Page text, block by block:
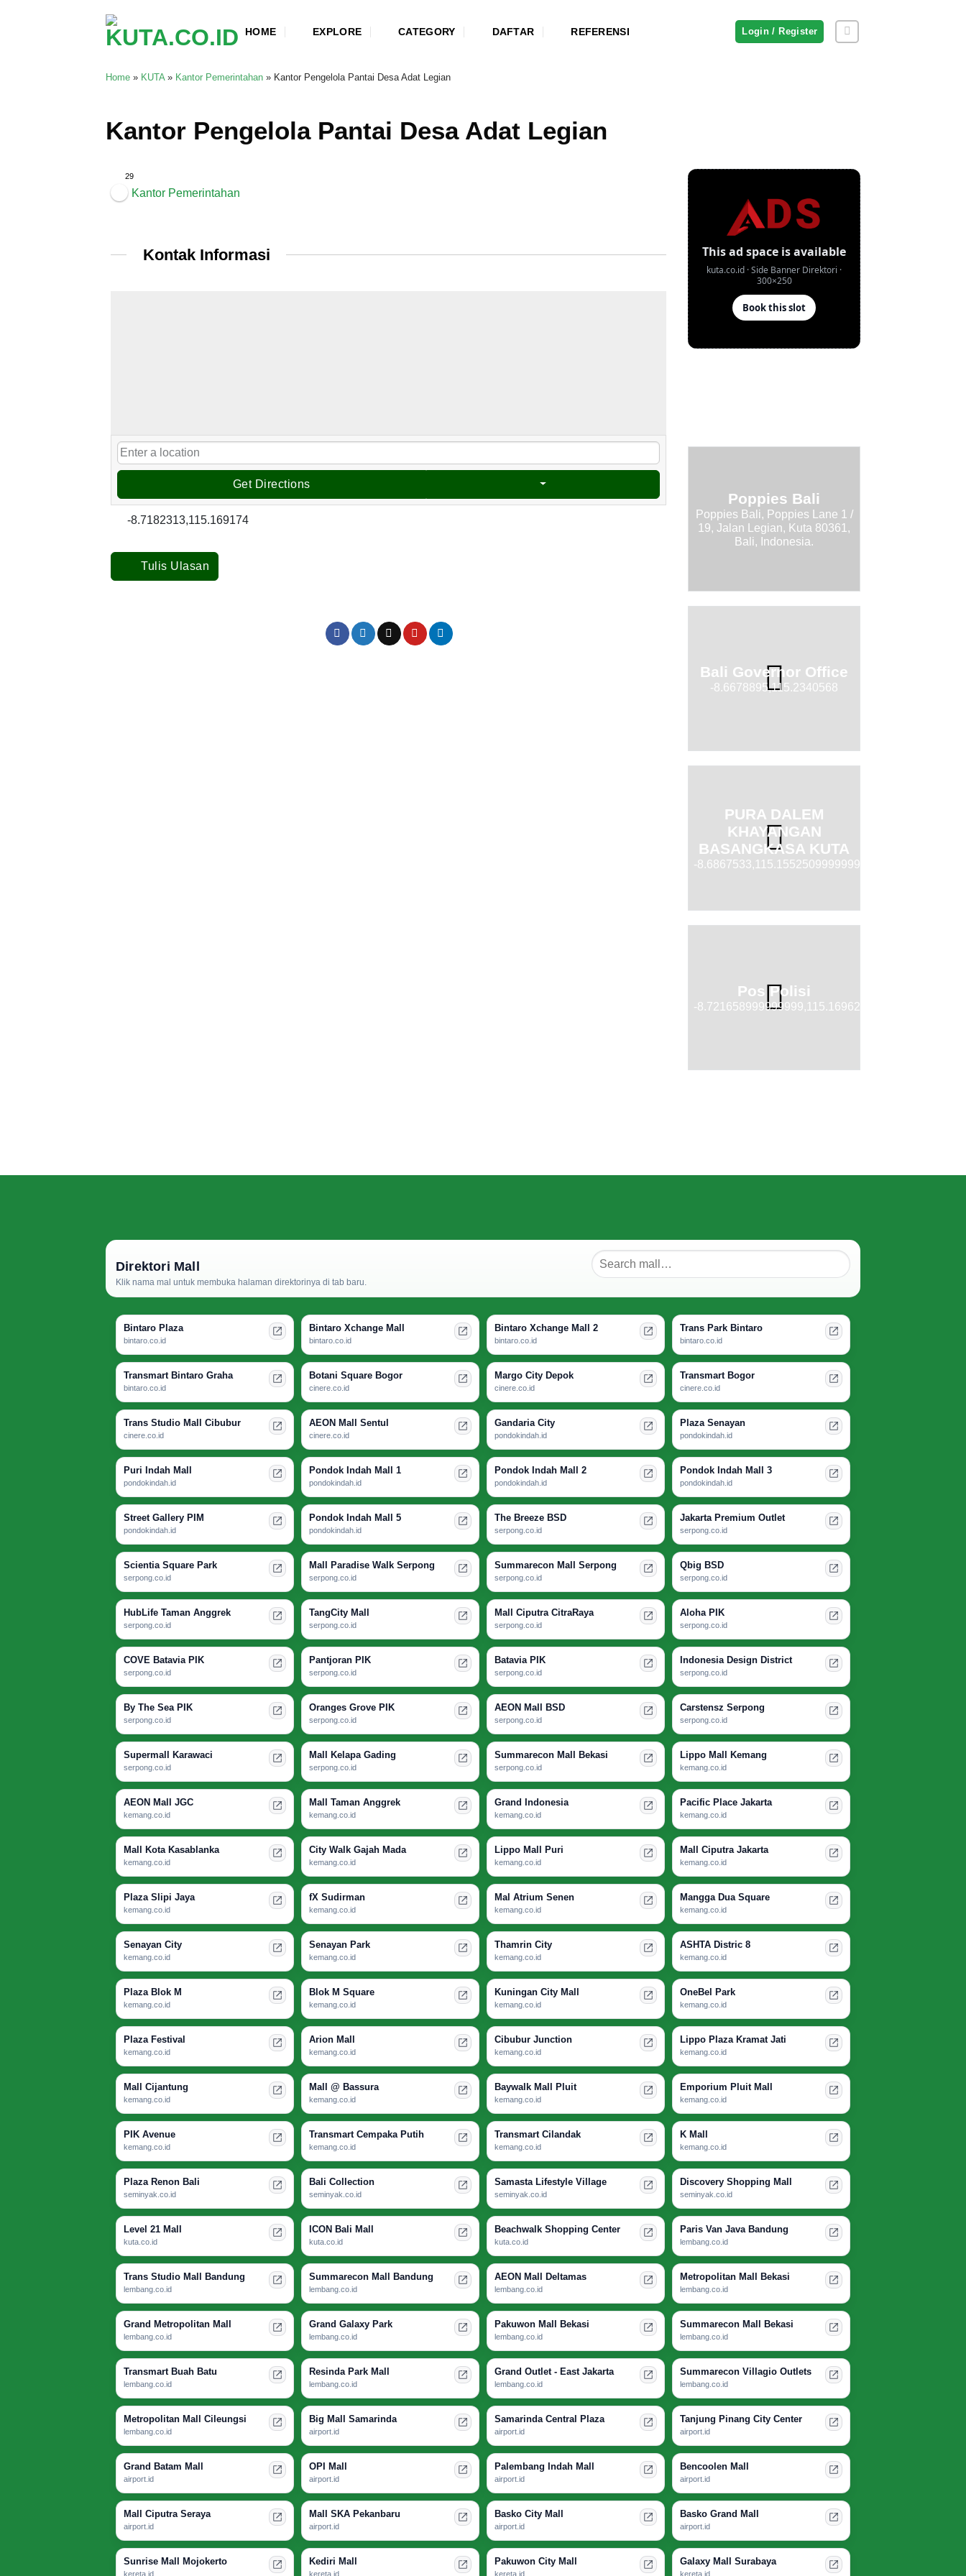
HOME EXPLORE CATEGORY DAFTAR REFERENSI Login / Register
Home » KUTA» Kantor Pemerintahan » Kantor Pengelola Pantai Desa Adat Legian
Kantor Pengelola Pantai Desa Adat Legian
29
Kantor Pemerintahan
Kontak Informasi
Get Directions
-8.7182313,115.169174
Tulis Ulasan
Poppies Bali
Poppies Bali, Poppies Lane 1 /
19, Jalan Legian, Kuta 80361,
Bali, Indonesia.
Bali Governor Office
-8.6678895,115.2340568
PURA DALEM
KHAYANGAN
BASANGKASA KUTA
-8.6867533,115.15525099999999
Pos Polisi
-8.721658999999999,115.16962950000001
Direktori Mall
Klik nama mal untuk membuka halaman direktorinya di tab baru.
Bintaro Plaza
bintaro.co.id
Bintaro Xchange Mall
bintaro.co.id
Bintaro Xchange Mall 2
bintaro.co.id
Trans Park Bintaro
bintaro.co.id
Transmart Bintaro Graha
bintaro.co.id
Botani Square Bogor
cinere.co.id
Margo City Depok
cinere.co.id
Transmart Bogor
cinere.co.id
Trans Studio Mall Cibubur
cinere.co.id
AEON Mall Sentul
cinere.co.id
Gandaria City
pondokindah.id
Plaza Senayan
pondokindah.id
Puri Indah Mall
pondokindah.id
Pondok Indah Mall 1
pondokindah.id
Pondok Indah Mall 2
pondokindah.id
Pondok Indah Mall 3
pondokindah.id
Street Gallery PIM
pondokindah.id
Pondok Indah Mall 5
pondokindah.id
The Breeze BSD
serpong.co.id
Jakarta Premium Outlet
serpong.co.id
Scientia Square Park
serpong.co.id
Mall Paradise Walk Serpong
serpong.co.id
Summarecon Mall Serpong
serpong.co.id
Qbig BSD
serpong.co.id
HubLife Taman Anggrek
serpong.co.id
TangCity Mall
serpong.co.id
Mall Ciputra CitraRaya
serpong.co.id
Aloha PIK
serpong.co.id
COVE Batavia PIK
serpong.co.id
Pantjoran PIK
serpong.co.id
Batavia PIK
serpong.co.id
Indonesia Design District
serpong.co.id
By The Sea PIK
serpong.co.id
Oranges Grove PIK
serpong.co.id
AEON Mall BSD
serpong.co.id
Carstensz Serpong
serpong.co.id
Supermall Karawaci
serpong.co.id
Mall Kelapa Gading
serpong.co.id
Summarecon Mall Bekasi
serpong.co.id
Lippo Mall Kemang
kemang.co.id
AEON Mall JGC
kemang.co.id
Mall Taman Anggrek
kemang.co.id
Grand Indonesia
kemang.co.id
Pacific Place Jakarta
kemang.co.id
Mall Kota Kasablanka
kemang.co.id
City Walk Gajah Mada
kemang.co.id
Lippo Mall Puri
kemang.co.id
Mall Ciputra Jakarta
kemang.co.id
Plaza Slipi Jaya
kemang.co.id
fX Sudirman
kemang.co.id
Mal Atrium Senen
kemang.co.id
Mangga Dua Square
kemang.co.id
Senayan City
kemang.co.id
Senayan Park
kemang.co.id
Thamrin City
kemang.co.id
ASHTA Distric 8
kemang.co.id
Plaza Blok M
kemang.co.id
Blok M Square
kemang.co.id
Kuningan City Mall
kemang.co.id
OneBel Park
kemang.co.id
Plaza Festival
kemang.co.id
Arion Mall
kemang.co.id
Cibubur Junction
kemang.co.id
Lippo Plaza Kramat Jati
kemang.co.id
Mall Cijantung
kemang.co.id
Mall @ Bassura
kemang.co.id
Baywalk Mall Pluit
kemang.co.id
Emporium Pluit Mall
kemang.co.id
PIK Avenue
kemang.co.id
Transmart Cempaka Putih
kemang.co.id
Transmart Cilandak
kemang.co.id
K Mall
kemang.co.id
Plaza Renon Bali
seminyak.co.id
Bali Collection
seminyak.co.id
Samasta Lifestyle Village
seminyak.co.id
Discovery Shopping Mall
seminyak.co.id
Level 21 Mall
kuta.co.id
ICON Bali Mall
kuta.co.id
Beachwalk Shopping Center
kuta.co.id
Paris Van Java Bandung
lembang.co.id
Trans Studio Mall Bandung
lembang.co.id
Summarecon Mall Bandung
lembang.co.id
AEON Mall Deltamas
lembang.co.id
Metropolitan Mall Bekasi
lembang.co.id
Grand Metropolitan Mall
lembang.co.id
Grand Galaxy Park
lembang.co.id
Pakuwon Mall Bekasi
lembang.co.id
Summarecon Mall Bekasi
lembang.co.id
Transmart Buah Batu
lembang.co.id
Resinda Park Mall
lembang.co.id
Grand Outlet - East Jakarta
lembang.co.id
Summarecon Villagio Outlets
lembang.co.id
Metropolitan Mall Cileungsi
lembang.co.id
Big Mall Samarinda
airport.id
Samarinda Central Plaza
airport.id
Tanjung Pinang City Center
airport.id
Grand Batam Mall
airport.id
OPI Mall
airport.id
Palembang Indah Mall
airport.id
Bencoolen Mall
airport.id
Mall Ciputra Seraya
airport.id
Mall SKA Pekanbaru
airport.id
Basko City Mall
airport.id
Basko Grand Mall
airport.id
Sunrise Mall Mojokerto
kereta.id
Kediri Mall
kereta.id
Pakuwon City Mall
kereta.id
Galaxy Mall Surabaya
kereta.id